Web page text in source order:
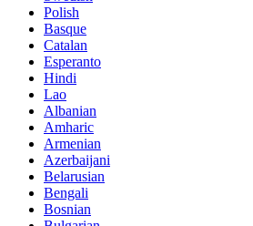
Polish
Basque
Catalan
Esperanto
Hindi
Lao
Albanian
Amharic
Armenian
Azerbaijani
Belarusian
Bengali
Bosnian